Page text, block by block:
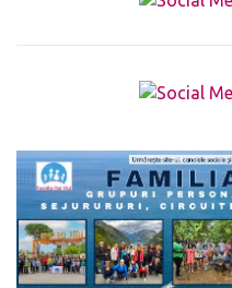
The form you have